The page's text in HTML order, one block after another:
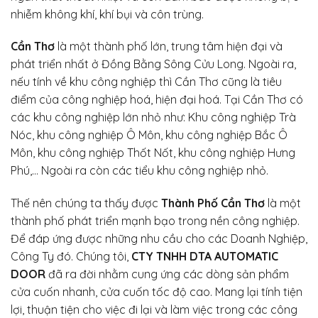
nhiễm không khí, khí bụi và côn trùng.
Cần Thơ là một thành phố lớn, trung tâm hiện đại và
phát triển nhất ở Đồng Bằng Sông Cửu Long. Ngoài ra,
nếu tính về khu công nghiệp thì Cần Thơ cũng là tiêu
điểm của công nghiệp hoá, hiện đại hoá. Tại Cần Thơ có
các khu công nghiệp lớn nhỏ như: Khu công nghiệp Trà
Nóc, khu công nghiệp Ô Môn, khu công nghiệp Bắc Ô
Môn, khu công nghiệp Thốt Nốt, khu công nghiệp Hưng
Phú,… Ngoài ra còn các tiểu khu công nghiệp nhỏ.
Thế nên chúng ta thấy được Thành Phố Cần Thơ là một
thành phố phát triển mạnh bạo trong nền công nghiệp.
Để đáp ứng được những nhu cầu cho các Doanh Nghiệp,
Công Ty đó. Chúng tôi, CTY TNHH DTA AUTOMATIC
DOOR đã ra đời nhằm cung ứng các dòng sản phẩm
cửa cuốn nhanh, cửa cuốn tốc độ cao. Mang lại tính tiện
lợi, thuận tiện cho việc đi lại và làm việc trong các công